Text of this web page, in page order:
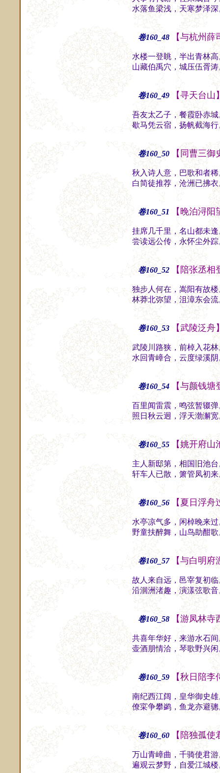
水落鱼梁浅，天寒梦泽
卷160_48 【与杭州
水楼一登眺，半出青林
山藏伯禹穴，城压伍胥
卷160_49 【寻天台山
吾友太乙子，餐霞卧赤
歇马凭云宿，扬帆截海
卷160_50 【同曹三
秋入诗人意，巴歌和者
白简徒推荐，沧洲已拂
卷160_51 【晚泊浔
挂席几千里，名山都未
尝读远公传，永怀尘外
卷160_52 【陪张丞
独步人何在，嵩阳有故
林莽北弥望，沮漳东会
卷160_53 【武陵泛舟
武陵川路狭，前棹入花
水回青嶂合，云度绿溪
卷160_54 【与颜钱
百里闻雷震，鸣弦暂辍
照日秋云迥，浮天渤澥
卷160_55 【姚开府山
主人新邸第，相国旧池
轩车人已散，箫管凤初
卷160_56 【夏日浮
水亭凉气多，闲棹晚来
野童扶醉舞，山鸟助酣
卷160_57 【与白明府
故人来自远，邑宰复初
沿洄洲渚趣，演漾弦歌
卷160_58 【游凤林寺
共喜年华好，来游水石
壶酒朋情洽，琴歌野兴
卷160_59 【秋日陪
南纪西江阔，皇华御史
僚寀争攀鹢，鱼龙亦避
卷160_60 【陪独孤
万山青嶂曲，千骑使君
遍观云梦野，自爱江城